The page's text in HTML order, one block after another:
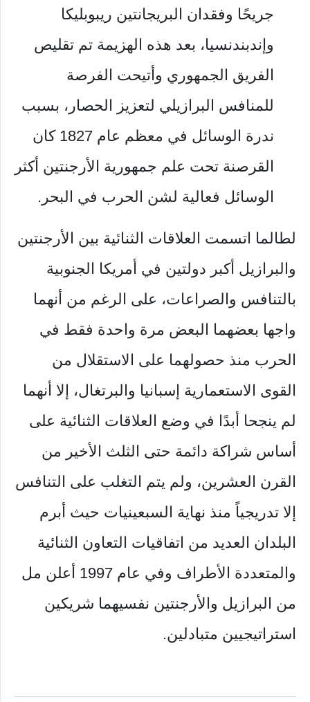
جريحًا وفقدان البريجانتين ريبوبليكا
وإندبندنسيا، بعد هذه الهزيمة تم تقليص
الفريق الجمهوري وأتيحت الفرصة
للمنافس البرازيلي لتعزيز الحصار، بسبب
ندرة الوسائل في معظم عام 1827 كان
القرصنة تحت علم جمهورية الأرجنتين أكثر
الوسائل فعالية لشن الحرب في البحر.
لطالما اتسمت العلاقات الثنائية بين الأرجنتين
والبرازيل أكبر دولتين في أمريكا الجنوبية
بالتنافس والصراعات، على الرغم من أنهما
واجها بعضهما البعض مرة واحدة فقط في
الحرب منذ حصولهما على الاستقلال من
القوى الاستعمارية إسبانيا والبرتغال، إلا أنهما
لم ينجحا أبدًا في وضع العلاقات الثنائية على
أساس شراكة دائمة حتى الثلث الأخير من
القرن العشرين، ولم يتم التغلب على التنافس
إلا تدريجياً منذ نهاية السبعينيات حيث أبرم
البلدان العديد من اتفاقيات التعاون الثنائية
والمتعددة الأطراف وفي عام 1997 أعلن مل
من البرازيل والأرجنتين نفسيهما شريكين
استراتيجيين متبادلين.